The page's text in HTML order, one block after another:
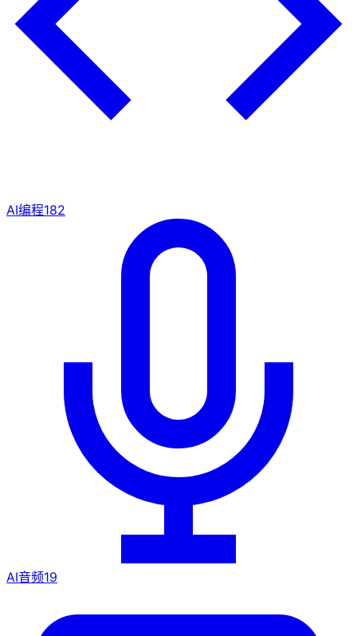
AI编程182
AI音频19